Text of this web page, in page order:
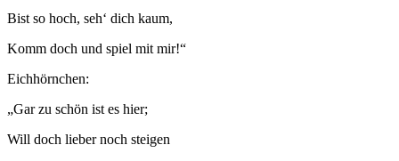
Bist so hoch, seh‘ dich kaum,
Komm doch und spiel mit mir!“
Eichhörnchen:
„Gar zu schön ist es hier;
Will doch lieber noch steigen